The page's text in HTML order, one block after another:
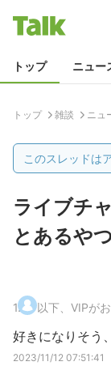
トップ ニュー
トップ 雑談 ニュ
このスレッドは
ライブチ
とあるや
1. 以下、VIPが
好きになりそう
2023/11/12 07:51:41